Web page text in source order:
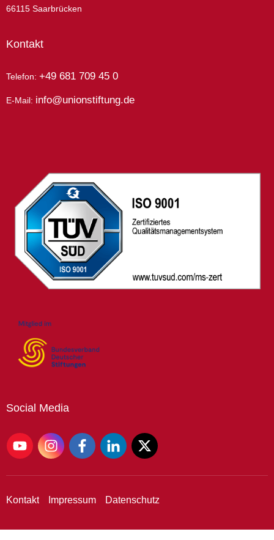
66115 Saarbrücken
Kontakt
Telefon: +49 681 709 45 0
E-Mail: info@unionstiftung.de
Social Media
Kontakt Impressum Datenschutz